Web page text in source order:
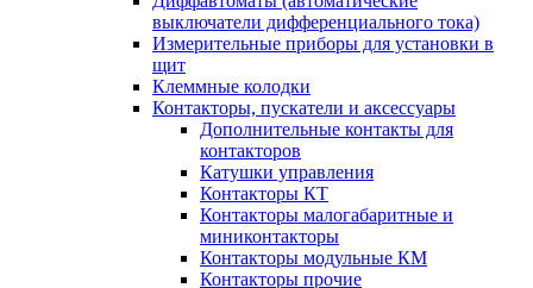
выключатели дифференциального тока)
Измерительные приборы для установки в
щит
Клеммные колодки
Контакторы, пускатели и аксессуары
Дополнительные контакты для
контакторов
Катушки управления
Контакторы КТ
Контакторы малогабаритные и
миниконтакторы
Контакторы модульные КМ
Контакторы прочие